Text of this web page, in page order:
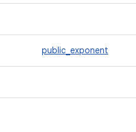
public_exponent